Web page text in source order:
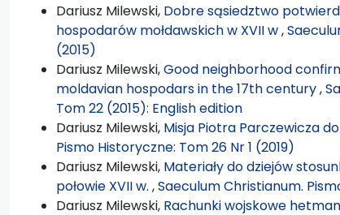
Dariusz Milewski, Dobre sąsiedztwo
hospodarów mołdawskich w XVII w,
(2015)
Dariusz Milewski,Good neighborhood
moldavian hospodars in the 17th century,
Tom 22 (2015): English edition
Dariusz Milewski, Misja Piotra Parczewicza
Pismo Historyczne: Tom 26 Nr 1 (2019)
Dariusz Milewski, Materiały do dziejów
połowie XVII w. ,Saeculum Christianum.
Dariusz Milewski, Rachunki wojskowe